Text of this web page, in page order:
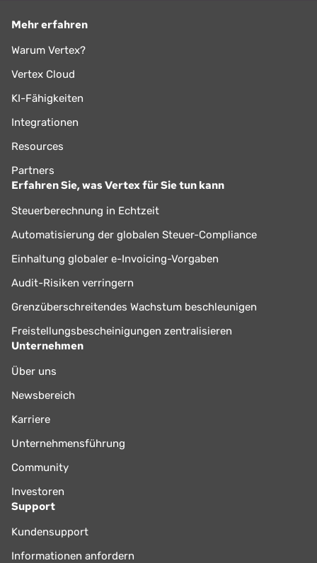
Mehr erfahren
Warum Vertex?
Vertex Cloud
KI-Fähigkeiten
Integrationen
Resources
Partners
Erfahren Sie, was Vertex für Sie tun kann
Steuerberechnung in Echtzeit
Automatisierung der globalen Steuer-Compliance
Einhaltung globaler e-Invoicing-Vorgaben
Audit-Risiken verringern
Grenzüberschreitendes Wachstum beschleunigen
Freistellungsbescheinigungen zentralisieren
Unternehmen
Über uns
Newsbereich
Karriere
Unternehmensführung
Community
Investoren
Support
Kundensupport
Informationen anfordern